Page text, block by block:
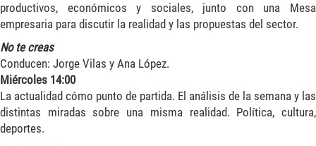
productivos, económicos y sociales, junto con una Mesa
empresaria para discutir la realidad y las propuestas del sector.
No te creas
Conducen: Jorge Vilas y Ana López.
Miércoles 14:00
La actualidad cómo punto de partida. El análisis de la semana y las
distintas miradas sobre una misma realidad. Política, cultura,
deportes.